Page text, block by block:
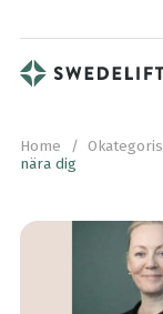
Home /
nära dig